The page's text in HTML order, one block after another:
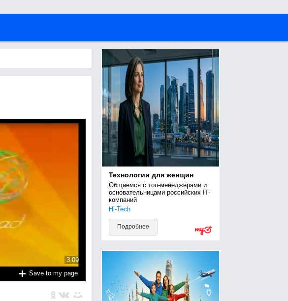
3:09
Save to my page
Технологии для женщин
Общаемся с топ-менеджерами и
основательницами российских IT-
компаний
Hi-Tech
Подробнее